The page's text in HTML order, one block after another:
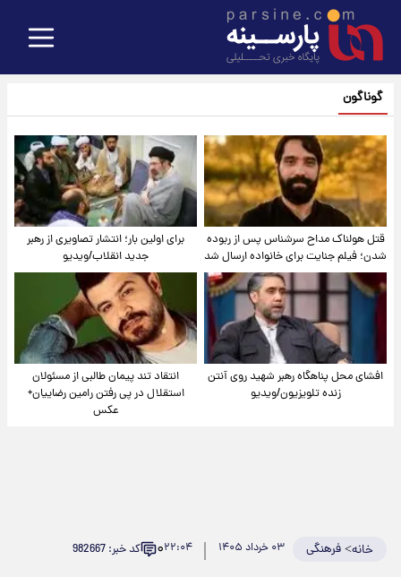
گوناگون
قتل هولناک مداح سرشناس پس از ربوده
شدن؛ فیلم جنایت برای خانواده ارسال شد
برای اولین بار؛ انتشار تصاویری از رهبر
جدید انقلاب/ویدیو
افشای محل پناهگاه‌ رهبر شهید روی آنتن
زنده تلویزیون/ویدیو
انتقاد تند پیمان طالبی از مسئولان
استقلال در پی رفتن رامین رضاییان+
عکس
خانه>فرهنگی ۰۳ خرداد ۱۴۰۵ ۲۲:۰۴۰ کد خبر: 982667